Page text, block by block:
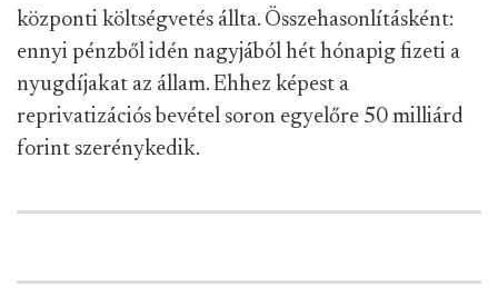
központi költségvetés állta. Összehasonlításként:
ennyi pénzből idén nagyjából hét hónapig fizeti a
nyugdíjakat az állam. Ehhez képest a
reprivatizációs bevétel soron egyelőre 50 milliárd
forint szerénykedik.